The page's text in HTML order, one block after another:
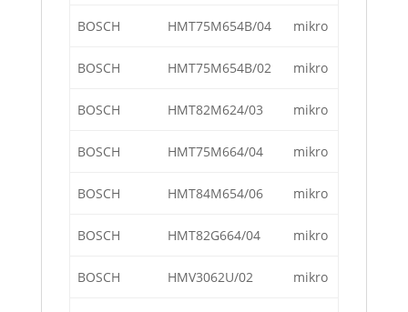
BOSCH HMT75M654B/04 mikro
BOSCH HMT75M654B/02 mikro
BOSCH HMT82M624/03 mikro
BOSCH HMT75M664/04 mikro
BOSCH HMT84M654/06 mikro
BOSCH HMT82G664/04 mikro
BOSCH HMV3062U/02 mikro